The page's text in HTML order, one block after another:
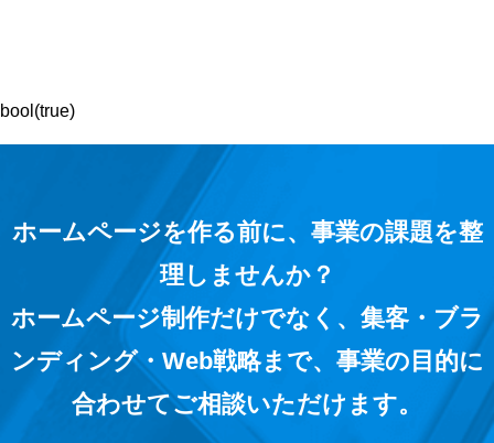
ホームページを作る前に、事業の課題を整
理しませんか？
ホームページ制作だけでなく、集客・ブラ
ンディング・Web戦略まで、事業の目的に
合わせてご相談いただけます。